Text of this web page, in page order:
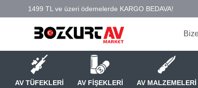
AV TÜFEKLERİ AV FİŞEKLERİ AV MALZEMELERİ